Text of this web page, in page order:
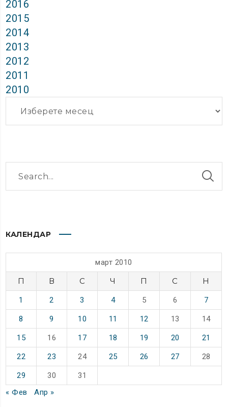
2016
2015
2014
2013
2012
2011
2010
КАЛЕНДАР
март 2010
П В С Ч П С Н
1 2 3 4 5 6 7
8 9 10 11 12 13 14
15 16 17 18 19 20 21
22 23 24 25 26 27 28
29 30
31
« Фев
Апр »